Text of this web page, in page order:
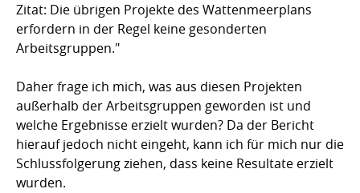
Zitat: Die übrigen Projekte des Wattenmeerplans
erfordern in der Regel keine gesonderten
Arbeitsgruppen."
Daher frage ich mich, was aus diesen Projekten
außerhalb der Arbeitsgruppen geworden ist und
welche Ergebnisse erzielt wurden? Da der Bericht
hierauf jedoch nicht eingeht, kann ich für mich nur die
Schlussfolgerung ziehen, dass keine Resultate erzielt
wurden.